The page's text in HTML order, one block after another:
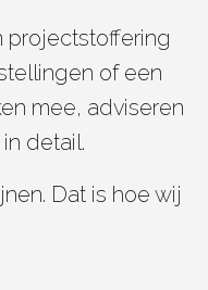
projectstoffering
of een
mee, adviseren
detail.
Dat is hoe wij